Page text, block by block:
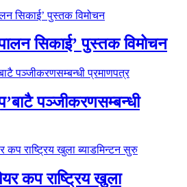
सिकाई’ पुस्तक विमोचन
पञ्जीकरणसम्बन्धी
कप राष्ट्रिय खुला